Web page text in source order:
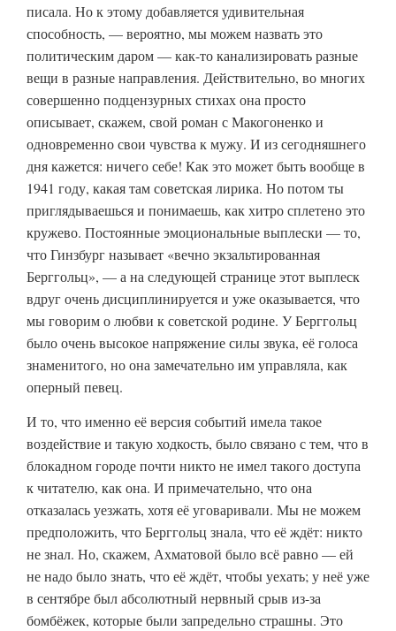
писала. Но к этому добавляется удивительная
способность, — вероятно, мы можем назвать это
политическим даром — как-то канализировать разные
вещи в разные направления. Действительно, во многих
совершенно подцензурных стихах она просто
описывает, скажем, свой роман с Макогоненко и
одновременно свои чувства к мужу. И из сегодняшнего
дня кажется: ничего себе! Как это может быть вообще в
1941 году, какая там советская лирика. Но потом ты
приглядываешься и понимаешь, как хитро сплетено это
кружево. Постоянные эмоциональные выплески — то,
что Гинзбург называет «вечно экзальтированная
Берггольц», — а на следующей странице этот выплеск
вдруг очень дисциплинируется и уже оказывается, что
мы говорим о любви к советской родине. У Берггольц
было очень высокое напряжение силы звука, её голоса
знаменитого, но она замечательно им управляла, как
оперный певец.
И то, что именно её версия событий имела такое
воздействие и такую ходкость, было связано с тем, что в
блокадном городе почти никто не имел такого доступа
к читателю, как она. И примечательно, что она
отказалась уезжать, хотя её уговаривали. Мы не можем
предположить, что Берггольц знала, что её ждёт: никто
не знал. Но, скажем, Ахматовой было всё равно — ей
не надо было знать, что её ждёт, чтобы уехать; у неё уже
в сентябре был абсолютный нервный срыв из-за
бомбёжек, которые были запредельно страшны. Это